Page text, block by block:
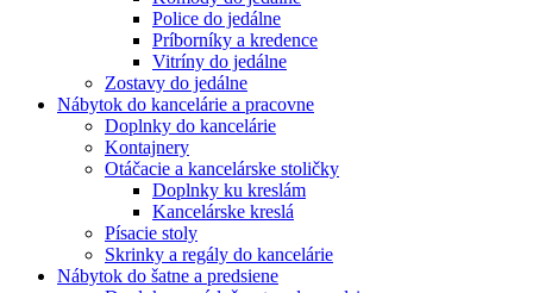
Police do jedálne
Príborníky a kredence
Vitríny do jedálne
Zostavy do jedálne
Nábytok do kancelárie a pracovne
Doplnky do kancelárie
Kontajnery
Otáčacie a kancelárske stoličky
Doplnky ku kreslám
Kancelárske kreslá
Písacie stoly
Skrinky a regály do kancelárie
Nábytok do šatne a predsiene